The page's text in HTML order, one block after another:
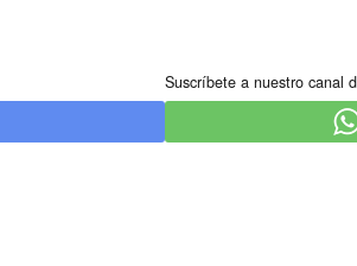
Suscríbete a nuestro canal